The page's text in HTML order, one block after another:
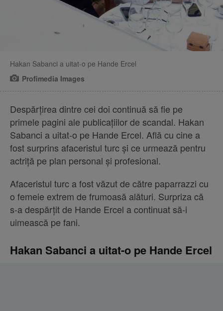
Hakan Sabanci a uitat-o pe Hande Ercel
Profimedia Images
Despărțirea dintre cei doi continuă să fie pe
primele pagini ale publicațiilor de scandal. Hakan
Sabanci a uitat-o pe Hande Ercel. Află cu cine a
fost surprins afaceristul turc și ce urmează pentru
actriță pe plan personal și profesional.
Afaceristul turc a fost văzut de către paparrazzi cu
o femeie extrem de frumoasă alături. Surpriza că
s-a despărțit de Hande Ercel a continuat să-i
uimească pe fani.
Hakan Sabanci a uitat-o pe Hande Ercel